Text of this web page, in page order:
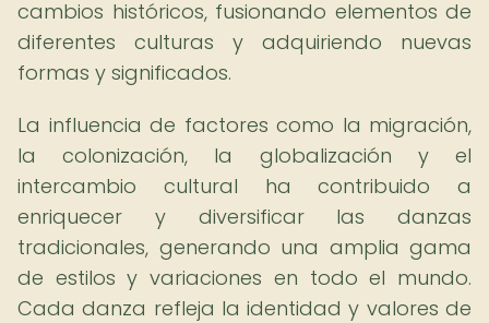
cambios históricos, fusionando elementos de
diferentes culturas y adquiriendo nuevas
formas y significados.
La influencia de factores como la migración,
la colonización, la globalización y el
intercambio cultural ha contribuido a
enriquecer y diversificar las danzas
tradicionales, generando una amplia gama
de estilos y variaciones en todo el mundo.
Cada danza refleja la identidad y valores de